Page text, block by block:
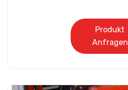
Produkt
Anfragen